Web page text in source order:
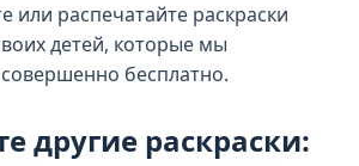
или распечатайте раскраски
детей, которые мы
бесплатно.
другие раскраски: